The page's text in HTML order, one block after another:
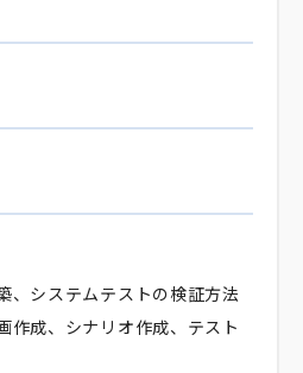
、システムテストの検証方法
作成、シナリオ作成、テスト